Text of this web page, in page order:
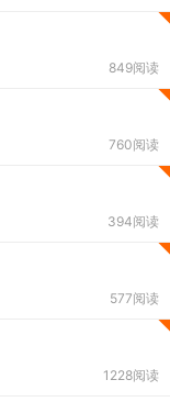
849阅读
760阅读
394阅读
577阅读
1228阅读